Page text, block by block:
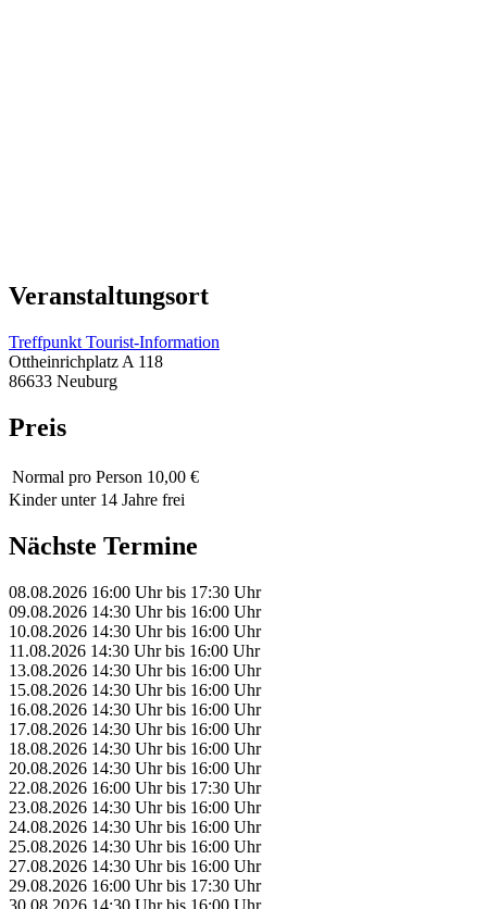
Veranstaltungsort
Treffpunkt Tourist-Information
Ottheinrichplatz A 118
86633 Neuburg
Preis
Normal pro Person 10,00 €
Kinder unter 14 Jahre frei
Nächste Termine
08.08.2026 16:00 Uhrbis 17:30 Uhr
09.08.2026 14:30 Uhrbis 16:00 Uhr
10.08.2026 14:30 Uhrbis 16:00 Uhr
11.08.2026 14:30 Uhrbis 16:00 Uhr
13.08.2026 14:30 Uhrbis 16:00 Uhr
15.08.2026 14:30 Uhrbis 16:00 Uhr
16.08.2026 14:30 Uhrbis 16:00 Uhr
17.08.2026 14:30 Uhrbis 16:00 Uhr
18.08.2026 14:30 Uhrbis 16:00 Uhr
20.08.2026 14:30 Uhrbis 16:00 Uhr
22.08.2026 16:00 Uhrbis 17:30 Uhr
23.08.2026 14:30 Uhrbis 16:00 Uhr
24.08.2026 14:30 Uhrbis 16:00 Uhr
25.08.2026 14:30 Uhrbis 16:00 Uhr
27.08.2026 14:30 Uhrbis 16:00 Uhr
29.08.2026 16:00 Uhrbis 17:30 Uhr
30.08.2026 14:30 Uhrbis 16:00 Uhr